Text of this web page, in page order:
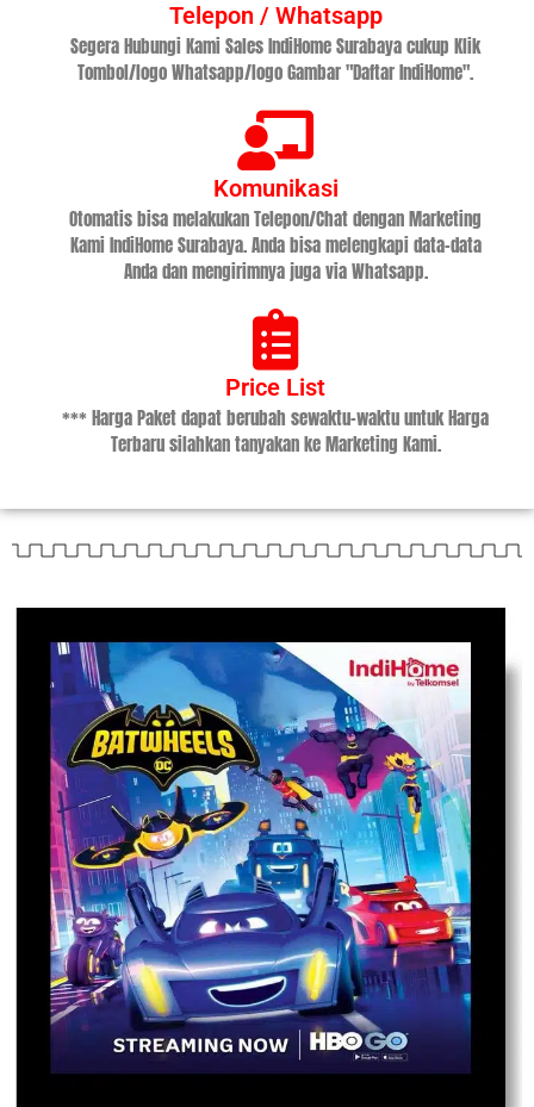
Telepon / Whatsapp
Segera Hubungi Kami Sales IndiHome Surabaya cukup Klik
Tombol/logo Whatsapp/logo Gambar "Daftar IndiHome".
Komunikasi
Otomatis bisa melakukan Telepon/Chat dengan Marketing
Kami IndiHome Surabaya. Anda bisa melengkapi data-data
Anda dan mengirimnya juga via Whatsapp.
Price List
*** Harga Paket dapat berubah sewaktu-waktu untuk Harga
Terbaru silahkan tanyakan ke Marketing Kami.